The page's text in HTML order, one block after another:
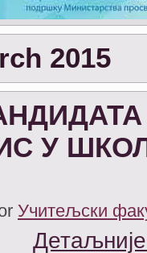
2015
У
Учитељски